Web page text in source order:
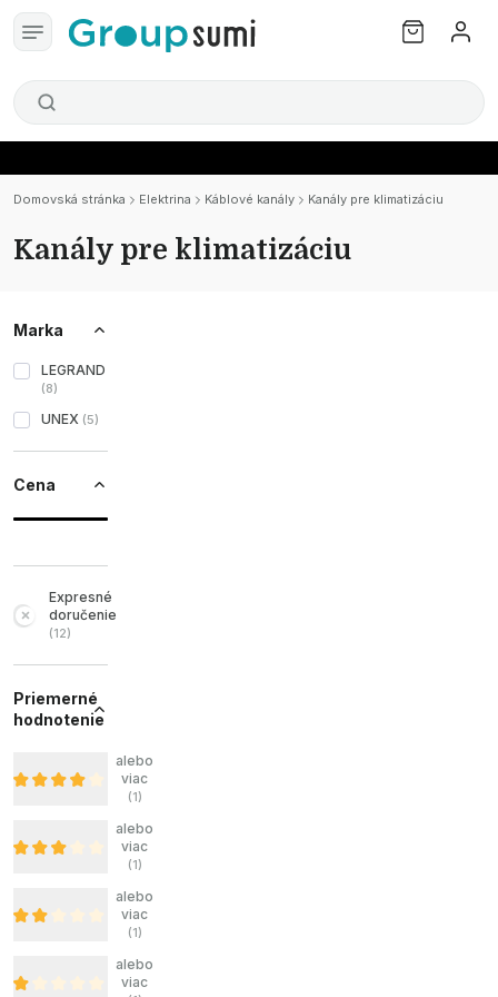
Domovská stránka Elektrina Káblové kanály Kanály pre klimatizáciu
Kanály pre klimatizáciu
Marka
LEGRAND
(8)
UNEX (5)
Cena
Expresné
doručenie
(12)
Priemerné
hodnotenie
alebo
viac
(1)
alebo
viac
(1)
alebo
viac
(1)
alebo
viac